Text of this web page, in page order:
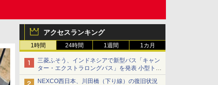
アクセスランキング
1時間 24時間 1週間 1カ月
三菱ふそう、インドネシアで新型バス「キャン
ター・エクストラロングバス」を発表 小型トラ
ックベースの観光・旅客輸送向けバス
NEXCO西日本、川田橋（下り線）の復旧状況